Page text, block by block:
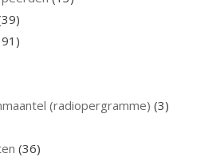
(radiopergramme) (3)
(36)